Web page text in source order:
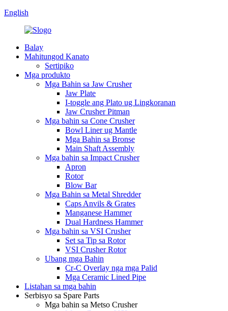
English
Balay
Mahitungod Kanato
Sertipiko
Mga produkto
Mga Bahin sa Jaw Crusher
Jaw Plate
I-toggle ang Plato ug Lingkoranan
Jaw Crusher Pitman
Mga bahin sa Cone Crusher
Bowl Liner ug Mantle
Mga Bahin sa Bronse
Main Shaft Assembly
Mga bahin sa Impact Crusher
Apron
Rotor
Blow Bar
Mga Bahin sa Metal Shredder
Caps Anvils & Grates
Manganese Hammer
Dual Hardness Hammer
Mga bahin sa VSI Crusher
Set sa Tip sa Rotor
VSI Crusher Rotor
Ubang mga Bahin
Cr-C Overlay nga mga Palid
Mga Ceramic Lined Pipe
Listahan sa mga bahin
Serbisyo sa Spare Parts
Mga bahin sa Metso Crusher